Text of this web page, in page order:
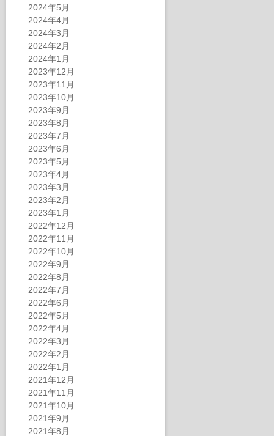
2024年5月
2024年4月
2024年3月
2024年2月
2024年1月
2023年12月
2023年11月
2023年10月
2023年9月
2023年8月
2023年7月
2023年6月
2023年5月
2023年4月
2023年3月
2023年2月
2023年1月
2022年12月
2022年11月
2022年10月
2022年9月
2022年8月
2022年7月
2022年6月
2022年5月
2022年4月
2022年3月
2022年2月
2022年1月
2021年12月
2021年11月
2021年10月
2021年9月
2021年8月